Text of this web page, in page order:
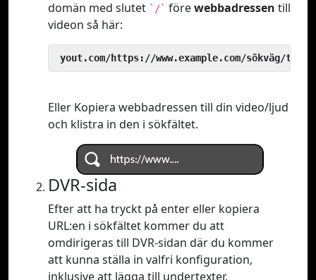
domän med slutet `/` förewebbadressen till
videon så här:
yout.com/https://www.example.com/sökväg/till/
Eller Kopiera webbadressen till din video/ljud
och klistra in den i sökfältet.
DVR-sida
Efter att ha tryckt på enter eller kopiera
URL:en i sökfältet kommer du att
omdirigeras till DVR-sidan där du kommer
att kunna ställa in valfri konfiguration,
inklusive att lägga till undertexter.